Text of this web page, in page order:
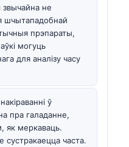
звычайна не
шчытападобнай
прэпараты,
могуць
для аналізу часу
ў
пра галаданне,
як меркаваць.
сустракаецца часта.